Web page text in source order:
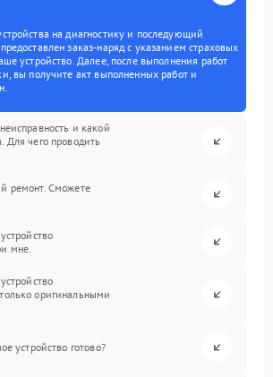
на диагностику и последующий
заказ-наряд с указанием страховых
устройство. Далее, после выполнения работ
вы получите акт выполненных работ и
и какой
Для чего проводить
ремонт. Сможете
мне.
оригинальными
устройство готово?